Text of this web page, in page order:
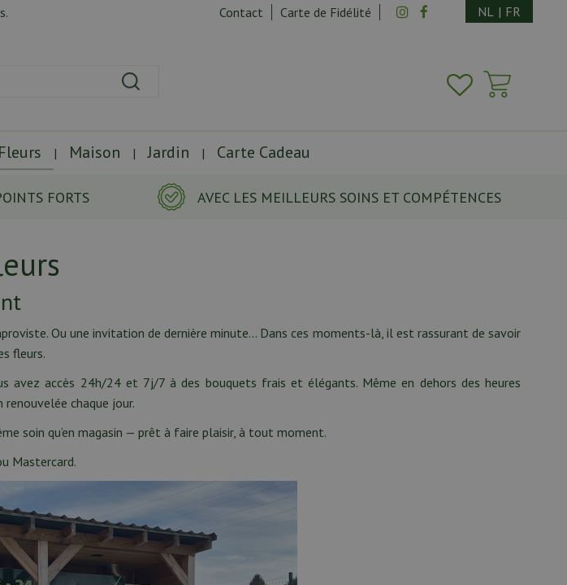
FORTS AVEC LES MEILLEURS SOINS ET COMPÉTENCES
Contact Carte de Fidélité NL | FR
Fleurs Maison Jardin Carte Cadeau
Ou une invitation de dernière minute… Dans ces moments-là, il est rassurant de savoir
fleurs.
avez accès 24h/24 et 7j/7 à des bouquets frais et élégants. Même en dehors des heures
chaque jour.
soin qu’en magasin — prêt à faire plaisir, à tout moment.
Mastercard.